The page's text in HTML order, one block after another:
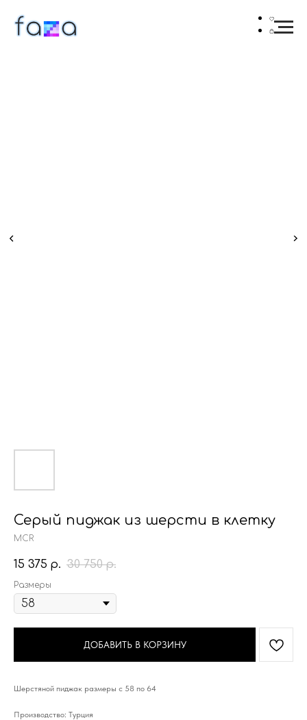
Серый пиджак из шерсти в клетку
MCR
15 375 р. 30 750 р.
Размеры
ДОБАВИТЬ В КОРЗИНУ
Шерстяной пиджак размеры с 58 по 64
Производство: Турция